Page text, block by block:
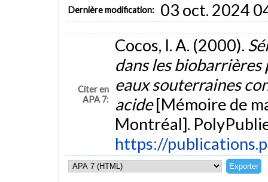
Dernière modification: 03 oct. 2024
Citer en
APA 7:
Cocos, I. A. (2000).
dans les
eaux souterraines
acide[Mémoire de
Montréal].
https://